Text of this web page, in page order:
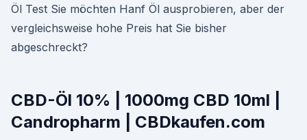
Öl Test Sie möchten Hanf Öl ausprobieren, aber der
vergleichsweise hohe Preis hat Sie bisher
abgeschreckt?
CBD-Öl 10% | 1000mg CBD 10ml |
Candropharm | CBDkaufen.com